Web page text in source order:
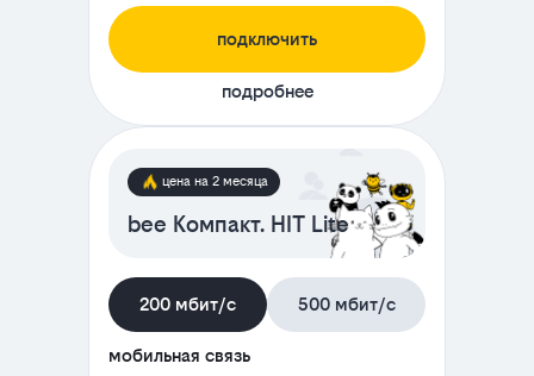
подключить
подробнее
цена на 2 месяца
bee Компакт. HIT Lite
200 мбит/с 500 мбит/с
мобильная связь